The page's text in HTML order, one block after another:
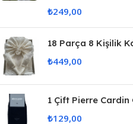
₺249,00
18 Parça 8 Kişilik
₺449,00
1 Çift Pierre Cardin
₺129,00